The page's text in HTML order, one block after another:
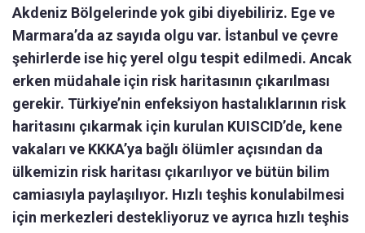
Akdeniz Bölgelerinde yok gibi diyebiliriz. Ege ve
Marmara’da az sayıda olgu var. İstanbul ve çevre
şehirlerde ise hiç yerel olgu tespit edilmedi. Ancak
erken müdahale için risk haritasının çıkarılması
gerekir. Türkiye’nin enfeksiyon hastalıklarının risk
haritasını çıkarmak için kurulan KUISCID’de, kene
vakaları ve KKKA’ya bağlı ölümler açısından da
ülkemizin risk haritası çıkarılıyor ve bütün bilim
camiasıyla paylaşılıyor. Hızlı teşhis konulabilmesi
için merkezleri destekliyoruz ve ayrıca hızlı teşhis